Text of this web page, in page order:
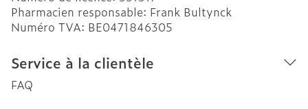
Pharmacien responsable: Frank Bultynck
Numéro TVA: BE0471846305
Service à la clientèle
FAQ